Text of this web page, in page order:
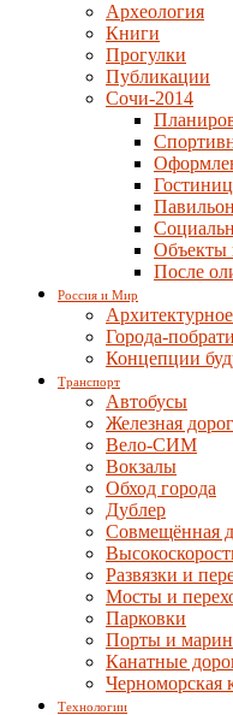
Археология
Книги
Прогулки
Публикации
Сочи-2014
Объекты
После
Россия и Мир
Города-
Концепции
Транспорт
Автобусы
Железная
Вело-СИМ
Вокзалы
Обход города
Дублер
Совмещённая
Развязки и
Мосты и
Парковки
Порты и
Канатные
Черноморская
Технологии